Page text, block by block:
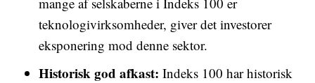
teknologivirksomheder, giver det investorer
eksponering mod denne sektor.
Historisk god afkast: Indeks 100 har historisk